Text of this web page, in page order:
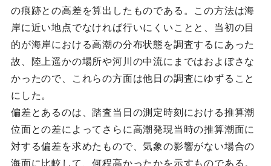
の痕跡との高差を算出したものである。この方法は海
岸に近い地点でなければ行いにくいことと、当初の目
的が海岸における高潮の分布状態を調査するにあった
故、陸上遥かの場所や河川の中流にまではおよぼさな
かったので、これらの方面は他日の調査にゆずること
にした。
偏差とあるのは、踏査当日の測定時刻における推算潮
位面との差によってさらに高潮発現当時の推算潮面に
対する偏差を求めたもので、気象の影響がない場合の
海面に比較して、何程高かったかを示すものである。